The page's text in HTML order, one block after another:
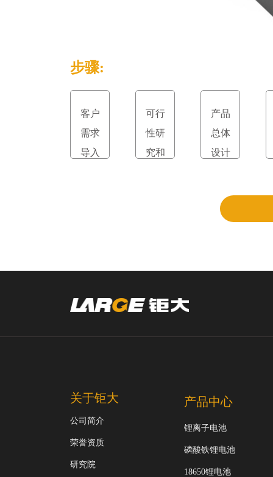
步骤:
客户
需求
导入
可行
性研
究和
产品
总体
设计
关于钜大
公司简介
荣誉资质
研究院
产品中心
锂离子电池
磷酸铁锂电池
18650锂电池